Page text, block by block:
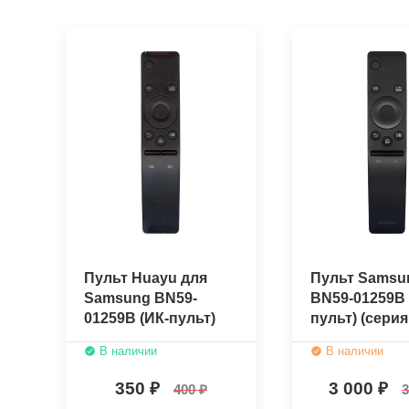
Пульт Huayu для
Samsung BN59-
01259B (ИК-пульт)
(серия K)
В наличии
350 400
Пульт
BN59-
пульт)
В наличии
3 000